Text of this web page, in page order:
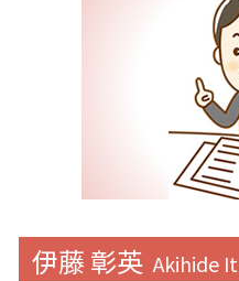
伊藤 彰英 Akihide